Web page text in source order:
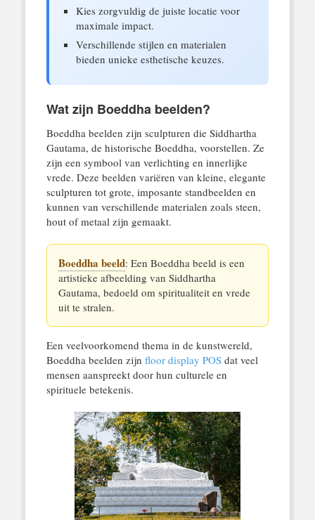
Kies zorgvuldig de juiste locatie voor
maximale impact.
Verschillende stijlen en materialen
bieden unieke esthetische keuzes.
Wat zijn Boeddha beelden?
Boeddha beelden zijn sculpturen die Siddhartha
Gautama, de historische Boeddha, voorstellen. Ze
zijn een symbool van verlichting en innerlijke
vrede. Deze beelden variëren van kleine, elegante
sculpturen tot grote, imposante standbeelden en
kunnen van verschillende materialen zoals steen,
hout of metaal zijn gemaakt.
Boeddha beeld: Een Boeddha beeld is een
artistieke afbeelding van Siddhartha
Gautama, bedoeld om spiritualiteit en vrede
uit te stralen.
Een veelvoorkomend thema in de kunstwereld,
Boeddha beelden zijn floor display POSdat veel
mensen aanspreekt door hun culturele en
spirituele betekenis.